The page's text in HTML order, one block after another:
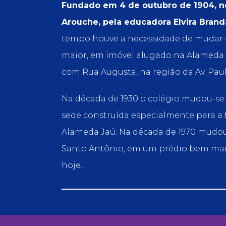
Fundado em 4 de outubro de 1904,
Arouche, pela educadora Elvira
tempo houve a necessidade de
maior, em imóvel alugado na Alameda
com Rua Augusta, na região da Av.
Na década de 1930 o colégio mudou-
sede construída especialmente para a
Alameda Jaú. Na década de 1970
Santo Antônio, em um prédio bem
hoje.